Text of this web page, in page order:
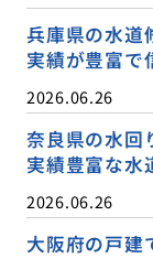
兵庫県の水道
実績が豊富で
2026.06.26
奈良県の水回
実績豊富な水
2026.06.26
大阪府の戸建